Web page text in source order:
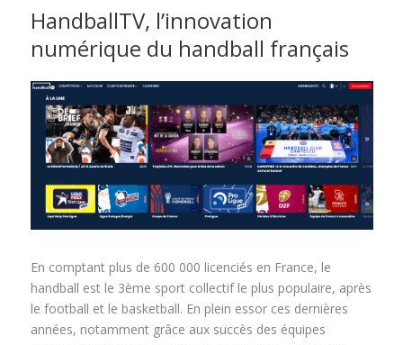
HandballTV, l’innovation
numérique du handball français
En comptant plus de 600 000 licenciés en France, le
handball est le 3ème sport collectif le plus populaire, après
le football et le basketball. En plein essor ces dernières
années, notamment grâce aux succès des équipes